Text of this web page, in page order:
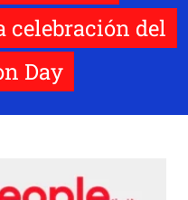
celebración del
Day